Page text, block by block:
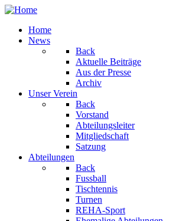
Home
News
Back
Aktuelle Beiträge
Aus der Presse
Archiv
Unser Verein
Back
Vorstand
Abteilungsleiter
Mitgliedschaft
Satzung
Abteilungen
Back
Fussball
Tischtennis
Turnen
REHA-Sport